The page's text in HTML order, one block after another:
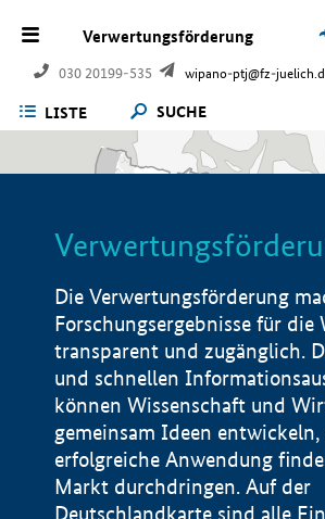
Verwertungsförderung
030 20199-535 wipano-ptj@fz-
LISTE SUCHE
Die Verwertungsförderung
Forschungsergebnisse für
transparent und zugänglich.
und schnellen
können Wissenschaft und
gemeinsam Ideen entwickeln,
erfolgreiche Anwendung
Markt durchdringen. Auf der
Deutschlandkarte sind alle